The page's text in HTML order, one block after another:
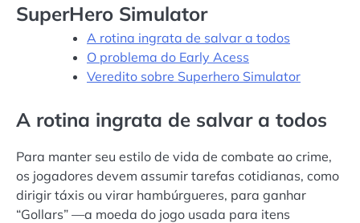
SuperHero Simulator
A rotina ingrata de salvar a todos
O problema do Early Acess
Veredito sobre Superhero Simulator
A rotina ingrata de salvar a todos
Para manter seu estilo de vida de combate ao crime,
os jogadores devem assumir tarefas cotidianas, como
dirigir táxis ou virar hambúrgueres, para ganhar
“Gollars” —a moeda do jogo usada para itens